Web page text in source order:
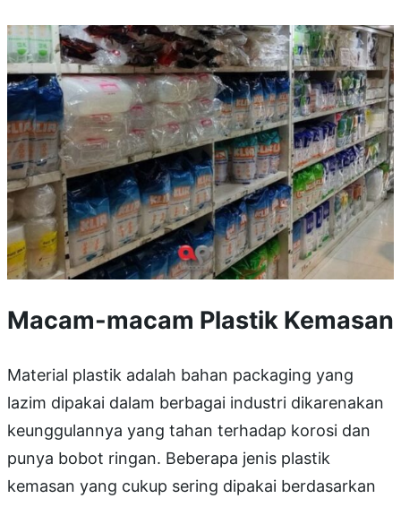
Macam-macam Plastik Kemasan
Material plastik adalah bahan packaging yang
lazim dipakai dalam berbagai industri dikarenakan
keunggulannya yang tahan terhadap korosi dan
punya bobot ringan. Beberapa jenis plastik
kemasan yang cukup sering dipakai berdasarkan